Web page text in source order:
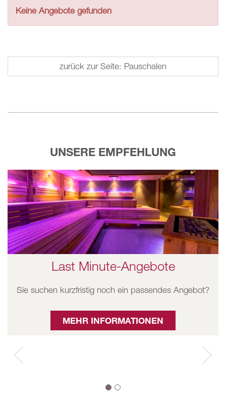
Keine Angebote gefunden
zurück zur Seite: Pauschalen
UNSERE EMPFEHLUNG
Last Minute-Angebote
Sie suchen kurzfristig noch ein passendes Angebot?
MEHR INFORMATIONEN